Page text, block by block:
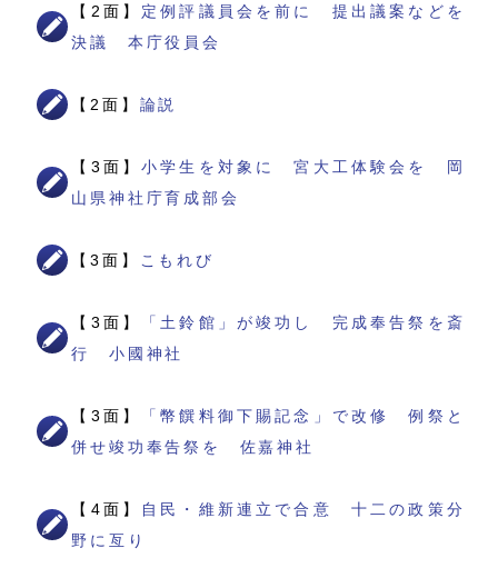
【2面】 定例評議員会を前に 提出議案などを
決議 本庁役員会
【2面】 論説
【3面】小学生を対象に 宮大工体験会を 岡
山県神社庁育成部会
【3面】 こもれび
【3面】
「土鈴館」が竣功し 完成奉告祭を斎
行 小國神社
【3面】
「幣饌料御下賜記念」で改修 例祭と
併せ竣功奉告祭を 佐嘉神社
【4面】
自民・維新連立で合意 十二の政策分
野に亙り